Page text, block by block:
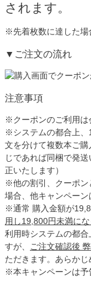
されます。
※先着枚数に達した場
▼ご注文の流れ
注意事項
※クーポンのご利用は
※システムの都合上、
文を分けて複数本ご
じであれば同梱で発
正いたします）
※他の割引、クーポン
場合、他キャンペーン
※通常 購入金額が
用し19,800円未満に
利用時システムの都
すが、
ご注文確認後
ただきます。あらかじ
※本キャンペーンは予